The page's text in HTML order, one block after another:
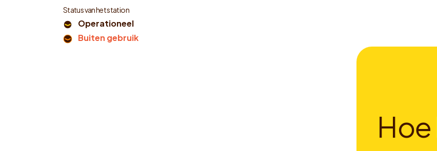
Status van het station
Operationeel
Buiten gebruik
Hoe